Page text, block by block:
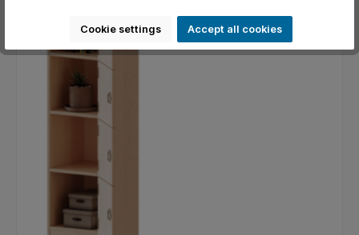
Cookie settings Accept all cookies